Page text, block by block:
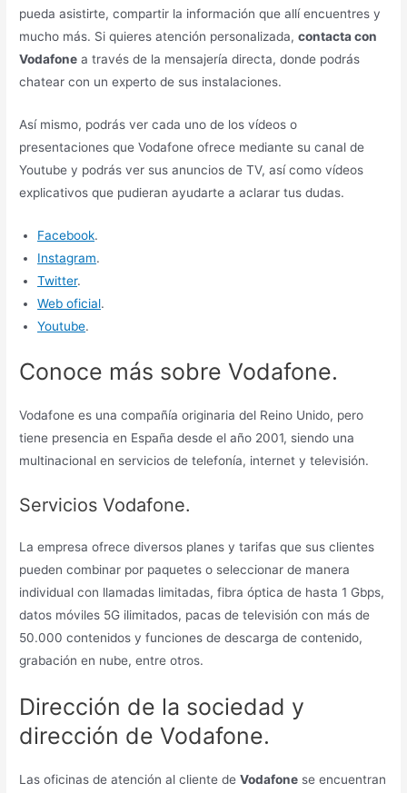
pueda asistirte, compartir la información que allí encuentres y
mucho más. Si quieres atención personalizada,contacta con
Vodafone a través de la mensajería directa, donde podrás
chatear con un experto de sus instalaciones.
Así mismo, podrás ver cada uno de los vídeos o
presentaciones que Vodafone ofrece mediante su canal de
Youtube y podrás ver sus anuncios de TV, así como vídeos
explicativos que pudieran ayudarte a aclarar tus dudas.
Facebook.
Instagram.
Twitter.
Web oficial.
Youtube.
Conoce más sobre Vodafone.
Vodafone es una compañía originaria del Reino Unido, pero
tiene presencia en España desde el año 2001, siendo una
multinacional en servicios de telefonía, internet y televisión.
Servicios Vodafone.
La empresa ofrece diversos planes y tarifas que sus clientes
pueden combinar por paquetes o seleccionar de manera
individual con llamadas limitadas, fibra óptica de hasta 1 Gbps,
datos móviles 5G ilimitados, pacas de televisión con más de
50.000 contenidos y funciones de descarga de contenido,
grabación en nube, entre otros.
Dirección de la sociedad y
dirección de Vodafone.
Las oficinas de atención al cliente deVodafone se encuentran